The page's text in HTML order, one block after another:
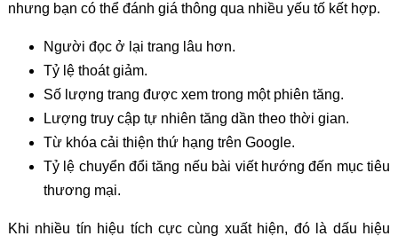
nhưng bạn có thể đánh giá thông qua nhiều yếu tố kết hợp.
Người đọc ở lại trang lâu hơn.
Tỷ lệ thoát giảm.
Số lượng trang được xem trong một phiên tăng.
Lượng truy cập tự nhiên tăng dần theo thời gian.
Từ khóa cải thiện thứ hạng trên Google.
Tỷ lệ chuyển đổi tăng nếu bài viết hướng đến mục tiêu
thương mại.
Khi nhiều tín hiệu tích cực cùng xuất hiện, đó là dấu hiệu